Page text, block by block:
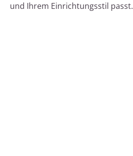
und Ihrem Einrichtungsstil passt.